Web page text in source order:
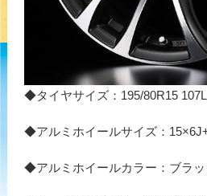
◆タイヤサイズ：195/80R15 107L
◆アルミホイールサイズ：
◆アルミホイールカラー：ブラッ